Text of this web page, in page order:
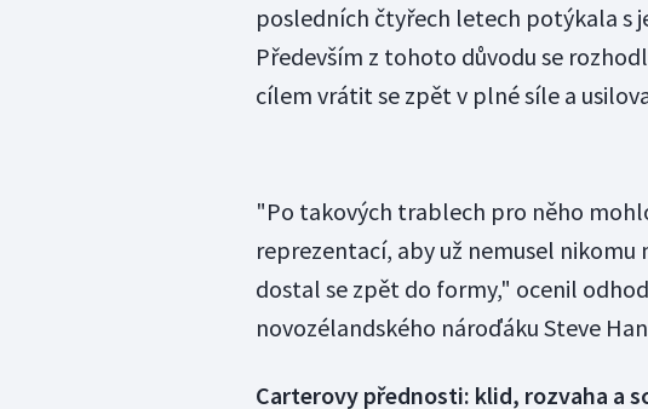
posledních čtyřech letech potýkala s
Především z tohoto důvodu se
cílem vrátit se zpět v plné síle a
"Po takových trablech pro něho
reprezentací, aby už nemusel
dostal se zpět do formy," ocenil
novozélandského nároďáku Steve
Carterovy přednosti: klid, rozvaha a